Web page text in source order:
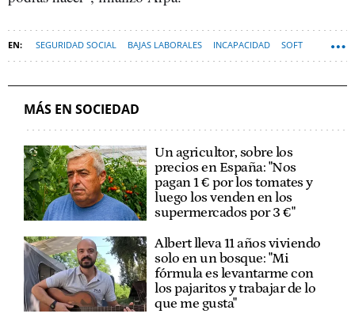
SEGURIDAD SOCIAL BAJAS LABORALES INCAPACIDAD SOFT
MÁS EN SOCIEDAD
Un agricultor, sobre los
precios en España: "Nos
pagan 1 € por los tomates y
luego los venden en los
supermercados por 3 €"
Albert lleva 11 años viviendo
solo en un bosque: "Mi
fórmula es levantarme con
los pajaritos y trabajar de lo
que me gusta"